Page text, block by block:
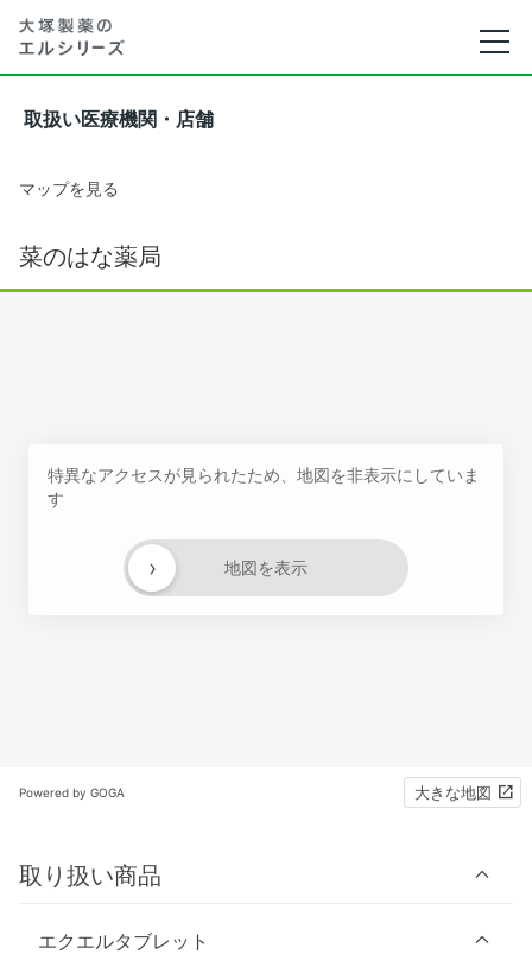
取扱い医療機関・店舗
マップを見る
菜のはな薬局
特異なアクセスが見られたため、地図を非表示にしていま
す
地図を表示
›
Powered by GOGA 大きな地図
取り扱い商品
エクエルタブレット